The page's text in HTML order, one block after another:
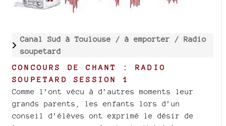
Canal Sud à Toulouse / à emporter / Radio
soupetard
CONCOURS DE CHANT : RADIO
SOUPETARD SESSION 1
Comme l’ont vécu à d’autres moments leur
grands parents, les enfants lors d’un
conseil d’élèves ont exprimé le désir de